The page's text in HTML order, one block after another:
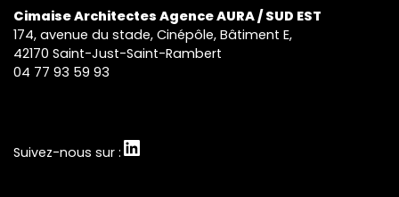
Cimaise Architectes Agence AURA / SUD EST
174, avenue du stade, Cinépôle, Bâtiment E,
42170 Saint-Just-Saint-Rambert
04 77 93 59 93
Suivez-nous sur : LinkedIn